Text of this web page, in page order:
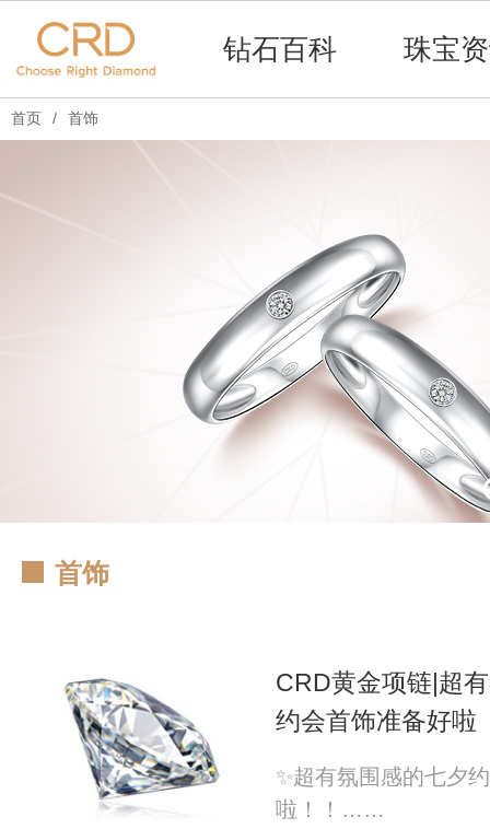
钻石百科 珠宝
首页 / 首饰
首饰
CRD黄金项链|超
约会首饰准备好啦
✨超有氛围感的七夕
啦！！……